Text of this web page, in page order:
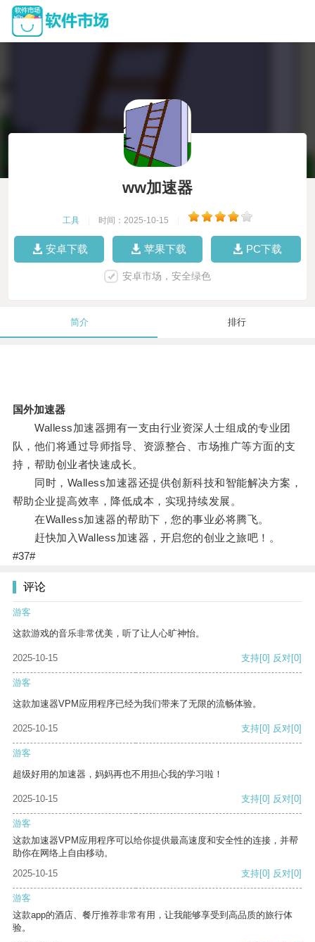
ww加速器
工具 时间：2025-10-15
安卓下载 苹果下载 PC下载
安卓市场，安全绿色
简介 排行
国外加速器
Walless加速器拥有一支由行业资深人士组成的专业团
队，他们将通过导师指导、资源整合、市场推广等方面的支
持，帮助创业者快速成长。
同时，Walless加速器还提供创新科技和智能解决方案，
帮助企业提高效率，降低成本，实现持续发展。
在Walless加速器的帮助下，您的事业必将腾飞。
赶快加入Walless加速器，开启您的创业之旅吧！。
#37#
评论
游客
这款游戏的音乐非常优美，听了让人心旷神怡。
2025-10-15 支持[0] 反对[0]
游客
这款加速器VPM应用程序已经为我们带来了无限的流畅体验。
2025-10-15 支持[0] 反对[0]
游客
超级好用的加速器，妈妈再也不用担心我的学习啦！
2025-10-15 支持[0] 反对[0]
游客
这款加速器VPM应用程序可以给你提供最高速度和安全性的连接，并帮
助你在网络上自由移动。
2025-10-15
支持[0] 反对[0]
游客
这款app的酒店、餐厅推荐非常有用，让我能够享受到高品质的旅行体
验。